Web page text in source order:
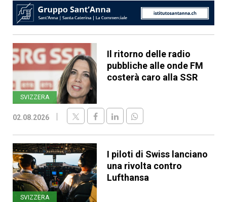
SVIZZERA
Il ritorno delle radio
pubbliche alle onde FM
costerà caro alla SSR
02.08.2026
SVIZZERA
I piloti di Swiss lanciano
una rivolta contro
Lufthansa